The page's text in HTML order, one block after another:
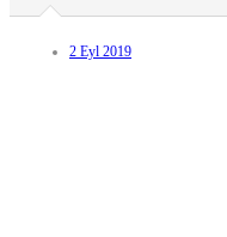
2 Eyl 2019